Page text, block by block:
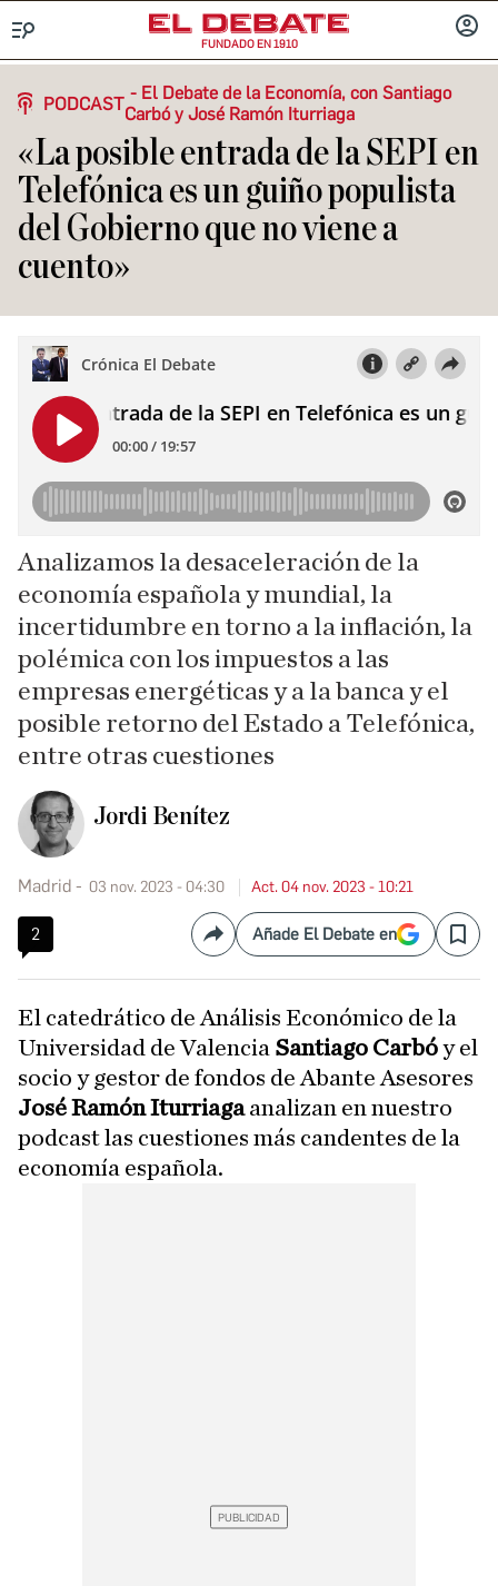
FUNDADO EN 1910
SESIÓN
PODCAST
El Debate de la Economía, con Santiago
Carbó y José Ramón Iturriaga
«La posible entrada de la SEPI en
Telefónica es un guiño populista
del Gobierno que no viene a
cuento»
Analizamos la desaceleración de la
economía española y mundial, la
incertidumbre en torno a la inflación, la
polémica con los impuestos a las
empresas energéticas y a la banca y el
posible retorno del Estado a Telefónica,
entre otras cuestiones
Jordi Benítez
Madrid 03 nov. 2023 - 04:30 Act. 04 nov. 2023 - 10:21
2 CompartirAñade El Debate en Save
El catedrático de Análisis Económico de la
Universidad de Valencia Santiago Carbóy el
socio y gestor de fondos de Abante Asesores
José Ramón Iturriagaanalizan en nuestro
podcast las cuestiones más candentes de la
economía española.